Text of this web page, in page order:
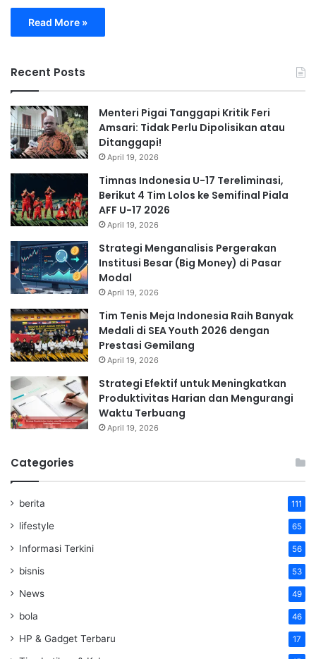
Read More »
Recent Posts
Menteri Pigai Tanggapi Kritik Feri
Amsari: Tidak Perlu Dipolisikan atau
Ditanggapi!
April 19, 2026
Timnas Indonesia U-17 Tereliminasi,
Berikut 4 Tim Lolos ke Semifinal Piala
AFF U-17 2026
April 19, 2026
Strategi Menganalisis Pergerakan
Institusi Besar (Big Money) di Pasar
Modal
April 19, 2026
Tim Tenis Meja Indonesia Raih Banyak
Medali di SEA Youth 2026 dengan
Prestasi Gemilang
April 19, 2026
Strategi Efektif untuk Meningkatkan
Produktivitas Harian dan Mengurangi
Waktu Terbuang
April 19, 2026
Categories
berita 111
lifestyle 65
Informasi Terkini 56
bisnis 53
News 49
bola 46
HP & Gadget Terbaru 17